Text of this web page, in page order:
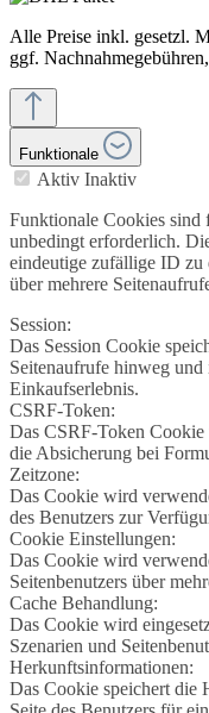
Alle Preise inkl. gesetzl.
ggf.
Funktionale
Aktiv Inaktiv
Funktionale Cookies sind
unbedingt erforderlich.
eindeutige zufällige ID zu
über mehrere
Session:
Das Session Cookie
Seitenaufrufe hinweg
Einkaufserlebnis.
CSRF-Token:
Das CSRF-Token Cookie
die Absicherung bei
Zeitzone:
Das Cookie wird
des Benutzers zur
Cookie Einstellungen:
Das Cookie wird
Seitenbenutzers über
Cache Behandlung:
Das Cookie wird
Szenarien und
Herkunftsinformationen:
Das Cookie speichert die